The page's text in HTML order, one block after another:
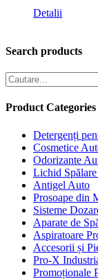
Detalii
Search products
Product Categories
Detergenți
Cosmetice
Odorizante
Lichid
Antigel Auto
Prosoape din
Sisteme
Aparate de
Aspiratoare
Accesorii și
Pro-X
Promoționale